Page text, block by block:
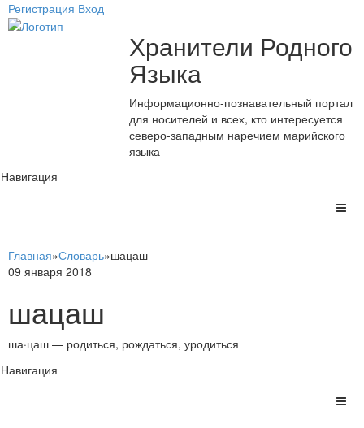
Регистрация Вход
Хранители Родного
Языка
Информационно-познавательный портал
для носителей и всех, кто интересуется
северо-западным наречием марийского
языка
Навигация
Главная»Словарь»шацаш
09 января 2018
шацаш
ша·цаш — родиться, рождаться, уродиться
Навигация